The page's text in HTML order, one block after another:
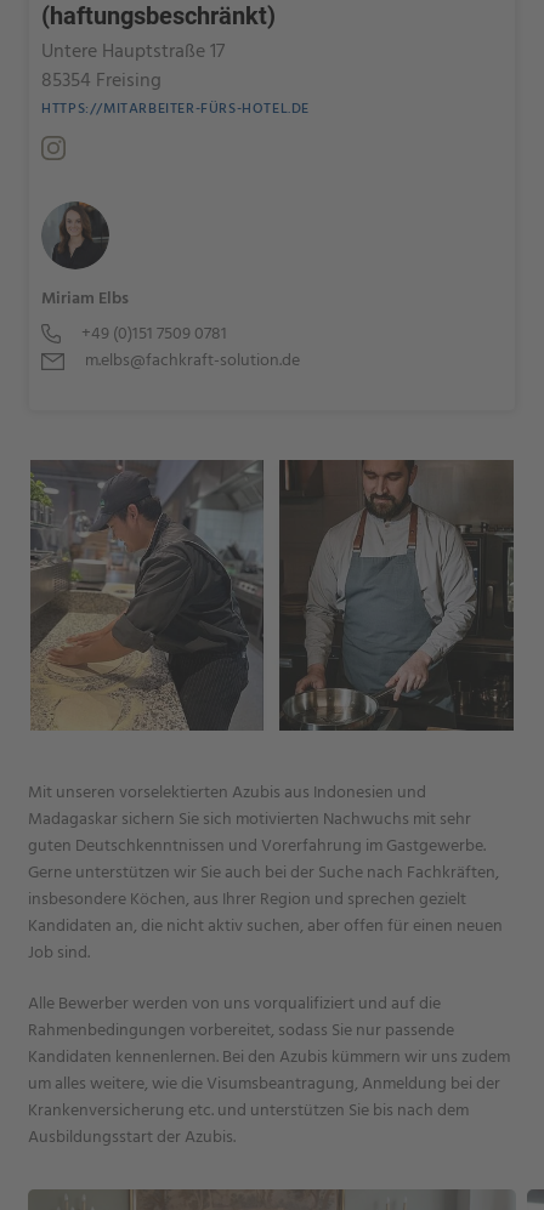
(haftungsbeschränkt)
Untere Hauptstraße 17
85354 Freising
HTTPS://MITARBEITER-FÜRS-HOTEL.DE
Miriam Elbs
+49 (0)151 7509 0781
m.elbs@fachkraft-solution.de
Mit unseren vorselektierten Azubis aus Indonesien und
Madagaskar sichern Sie sich motivierten Nachwuchs mit sehr
guten Deutschkenntnissen und Vorerfahrung im Gastgewerbe.
Gerne unterstützen wir Sie auch bei der Suche nach Fachkräften,
insbesondere Köchen, aus Ihrer Region und sprechen gezielt
Kandidaten an, die nicht aktiv suchen, aber offen für einen neuen
Job sind.
Alle Bewerber werden von uns vorqualifiziert und auf die
Rahmenbedingungen vorbereitet, sodass Sie nur passende
Kandidaten kennenlernen. Bei den Azubis kümmern wir uns zudem
um alles weitere, wie die Visumsbeantragung, Anmeldung bei der
Krankenversicherung etc. und unterstützen Sie bis nach dem
Ausbildungsstart der Azubis.